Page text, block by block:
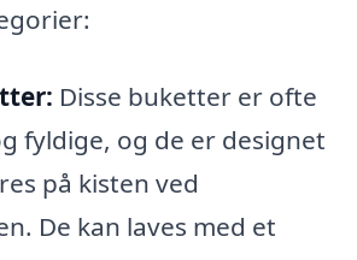
Disse buketter er ofte
fyldige, og de er designet
på kisten ved
De kan laves med et